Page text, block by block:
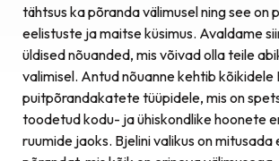
tähtsus ka põranda välimusel ning see on
eelistuste ja maitse küsimus. Avaldame
üldised nõuanded, mis võivad olla teile
valimisel. Antud nõuanne kehtib kõikidele
puitpõrandakatete tüüpidele, mis on
toodetud kodu- ja ühiskondlike hoonete
ruumide jaoks. Bjelini valikus on